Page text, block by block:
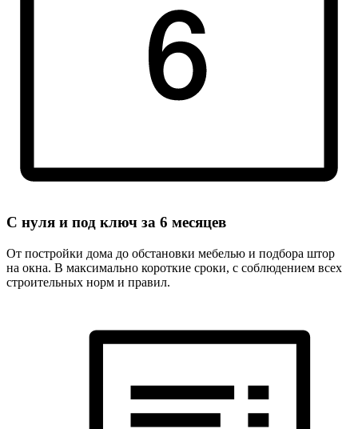
С нуля и под ключ за 6 месяцев
От постройки дома до обстановки мебелью и подбора штор
на окна. В максимально короткие сроки, с соблюдением всех
строительных норм и правил.